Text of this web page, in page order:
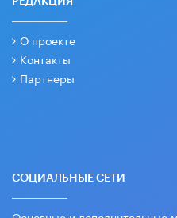
О проекте
Контакты
Партнеры
СОЦИАЛЬНЫЕ СЕТИ